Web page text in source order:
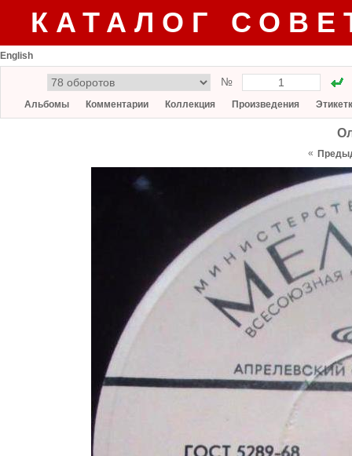
КАТАЛОГ
English
№
Альбомы Комментарии Коллекция Произведения
«